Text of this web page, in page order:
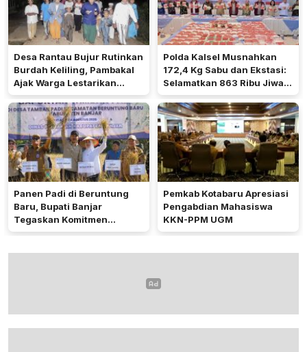
Desa Rantau Bujur Rutinkan
Burdah Keliling, Pambakal
Ajak Warga Lestarikan
Tradisi Keagamaan
Polda Kalsel Musnahkan
172,4 Kg Sabu dan Ekstasi:
Selamatkan 863 Ribu Jiwa
dan Hemat Biaya Rehab Rp.
4,3 Triliun
Panen Padi di Beruntung
Baru, Bupati Banjar
Tegaskan Komitmen
Dukung Ketahanan Pangan
Pemkab Kotabaru Apresiasi
Pengabdian Mahasiswa
KKN-PPM UGM